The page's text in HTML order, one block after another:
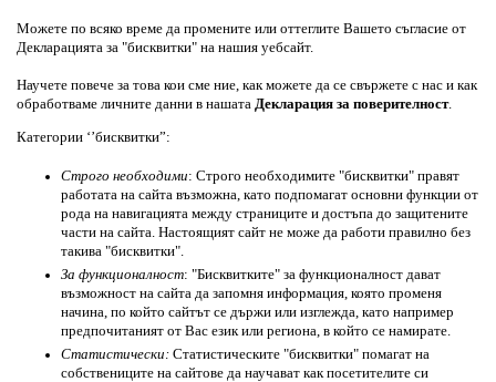
Можете по всяко време да промените или оттеглите Вашето съгласие от
Декларацията за "бисквитки" на нашия уебсайт.
Научете повече за това кои сме ние, как можете да се свържете с нас и как
обработваме личните данни в нашата Декларация за поверителност.
Категории ‘’бисквитки”:
Строго необходими: Строго необходимите "бисквитки" правят
работата на сайта възможна, като подпомагат основни функции от
рода на навигацията между страниците и достъпа до защитените
части на сайта. Настоящият сайт не може да работи правилно без
такива "бисквитки".
За функционалност: "Бисквитките" за функционалност дават
възможност на сайта да запомня информация, която променя
начина, по който сайтът се държи или изглежда, като например
предпочитаният от Вас език или региона, в който се намирате.
Статистически: Статистическите "бисквитки" помагат на
собствениците на сайтове да научават как посетителите си